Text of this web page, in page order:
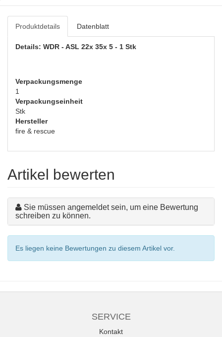
Produktdetails Datenblatt
Details: WDR - ASL 22x 35x 5 - 1 Stk
Verpackungsmenge
1
Verpackungseinheit
Stk
Hersteller
fire & rescue
Artikel bewerten
Sie müssen angemeldet sein, um eine Bewertung
schreiben zu können.
Es liegen keine Bewertungen zu diesem Artikel vor.
SERVICE
Kontakt